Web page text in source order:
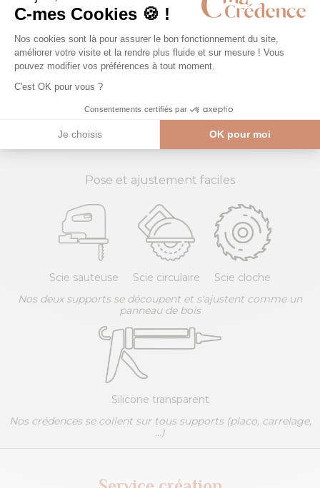
NON
White spirit Grattoir
Pose et ajustement faciles
Scie sauteuse Scie circulaire
Scie cloche
Nos deux supports se découpent et s'ajustent comme un
panneau de bois
Silicone transparent
Nos crédences se collent sur tous supports (placo, carrelage,
...)